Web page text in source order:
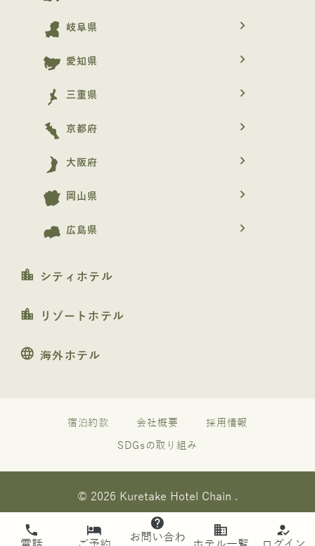
岐阜県 navigate_next
愛知県 navigate_next
三重県 navigate_next
京都府 navigate_next
大阪府 navigate_next
岡山県 navigate_next
広島県 navigate_next
location_city シティホテル
location_city リゾートホテル
language 海外ホテル
宿泊約款 会社概要 採用情報
SDGsの取り組み
© 2026 Kuretake Hotel Chain .
phone hotel help
お問い合わ
business how_to_reg